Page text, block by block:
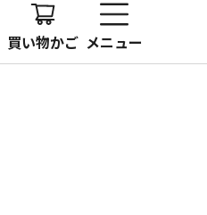
買い物かご メニュー